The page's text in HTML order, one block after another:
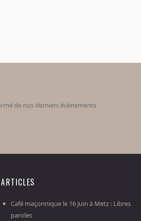
de nos derniers évènements
ARTICLES
Café maçonnique le 16 Juin à Metz : Libres
paroles